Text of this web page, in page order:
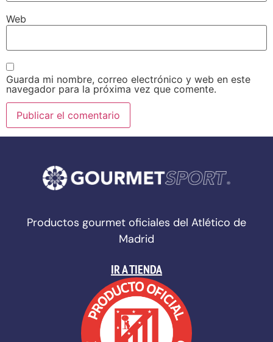
Web
Guarda mi nombre, correo electrónico y web en este
navegador para la próxima vez que comente.
Productos gourmet oficiales del Atlético de
Madrid
IR A TIENDA